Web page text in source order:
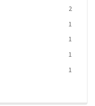
2
1
1
1
1